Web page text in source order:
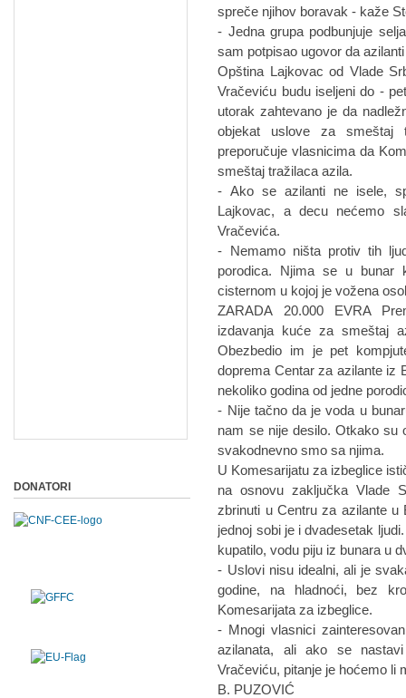
spreče njihov boravak - kaže
- Jedna grupa podbunjuje
sam potpisao ugovor da
Opština Lajkovac od Vlade
Vračeviću budu iseljeni do -
utorak zahtevano je da
objekat uslove za smeštaj
preporučuje vlasnicima da
smeštaj tražilaca azila.
- Ako se azilanti ne isele,
Lajkovac, a decu nećemo
Vračevića.
- Nemamo ništa protiv tih
porodica. Njima se u bunar
cisternom u kojoj je vožena
ZARADA 20.000 EVRA
izdavanja kuće za smeštaj
Obezbedio im je pet
doprema Centar za azilante iz
nekoliko godina od jedne
- Nije tačno da je voda u
nam se nije desilo. Otkako su
svakodnevno smo sa njima.
U Komesarijatu za izbeglice
na osnovu zaključka Vlade
zbrinuti u Centru za azilante u
jednoj sobi je i dvadesetak
kupatilo, vodu piju iz bunara u
- Uslovi nisu idealni, ali je
godine, na hladnoći, bez
Komesarijata za izbeglice.
- Mnogi vlasnici
azilanata, ali ako se
Vračeviću, pitanje je hoćemo li
B. PUZOVIĆ
DONATORI